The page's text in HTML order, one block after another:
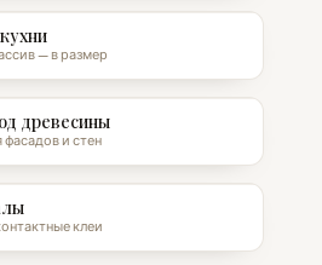
— в размер
древесины
и стен
клеи